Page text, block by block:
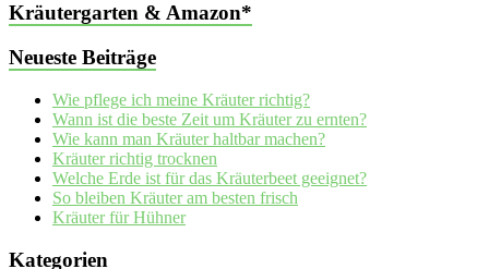
Kräutergarten & Amazon*
Neueste Beiträge
Wie pflege ich meine Kräuter richtig?
Wann ist die beste Zeit um Kräuter zu ernten?
Wie kann man Kräuter haltbar machen?
Kräuter richtig trocknen
Welche Erde ist für das Kräuterbeet geeignet?
So bleiben Kräuter am besten frisch
Kräuter für Hühner
Kategorien